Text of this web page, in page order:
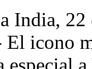
India, 22
El icono